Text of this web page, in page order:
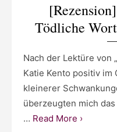
Tödliche
Nach der Lektüre von
Katie Kento positiv im
kleinerer
überzeugten mich
… Read More ›